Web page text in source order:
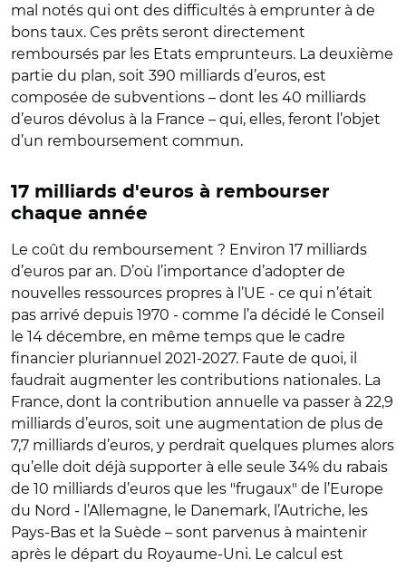
mal notés qui ont des difficultés à emprunter à de
bons taux. Ces prêts seront directement
remboursés par les Etats emprunteurs. La deuxième
partie du plan, soit 390 milliards d’euros, est
composée de subventions – dont les 40 milliards
d’euros dévolus à la France – qui, elles, feront l’objet
d’un remboursement commun.
17 milliards d'euros à rembourser
chaque année
Le coût du remboursement ? Environ 17 milliards
d’euros par an. D’où l’importance d’adopter de
nouvelles ressources propres à l’UE - ce qui n’était
pas arrivé depuis 1970 - comme l’a décidé le Conseil
le 14 décembre, en même temps que le cadre
financier pluriannuel 2021-2027. Faute de quoi, il
faudrait augmenter les contributions nationales. La
France, dont la contribution annuelle va passer à 22,9
milliards d’euros, soit une augmentation de plus de
7,7 milliards d’euros, y perdrait quelques plumes alors
qu’elle doit déjà supporter à elle seule 34% du rabais
de 10 milliards d’euros que les "frugaux" de l’Europe
du Nord - l’Allemagne, le Danemark, l’Autriche, les
Pays-Bas et la Suède – sont parvenus à maintenir
après le départ du Royaume-Uni. Le calcul est